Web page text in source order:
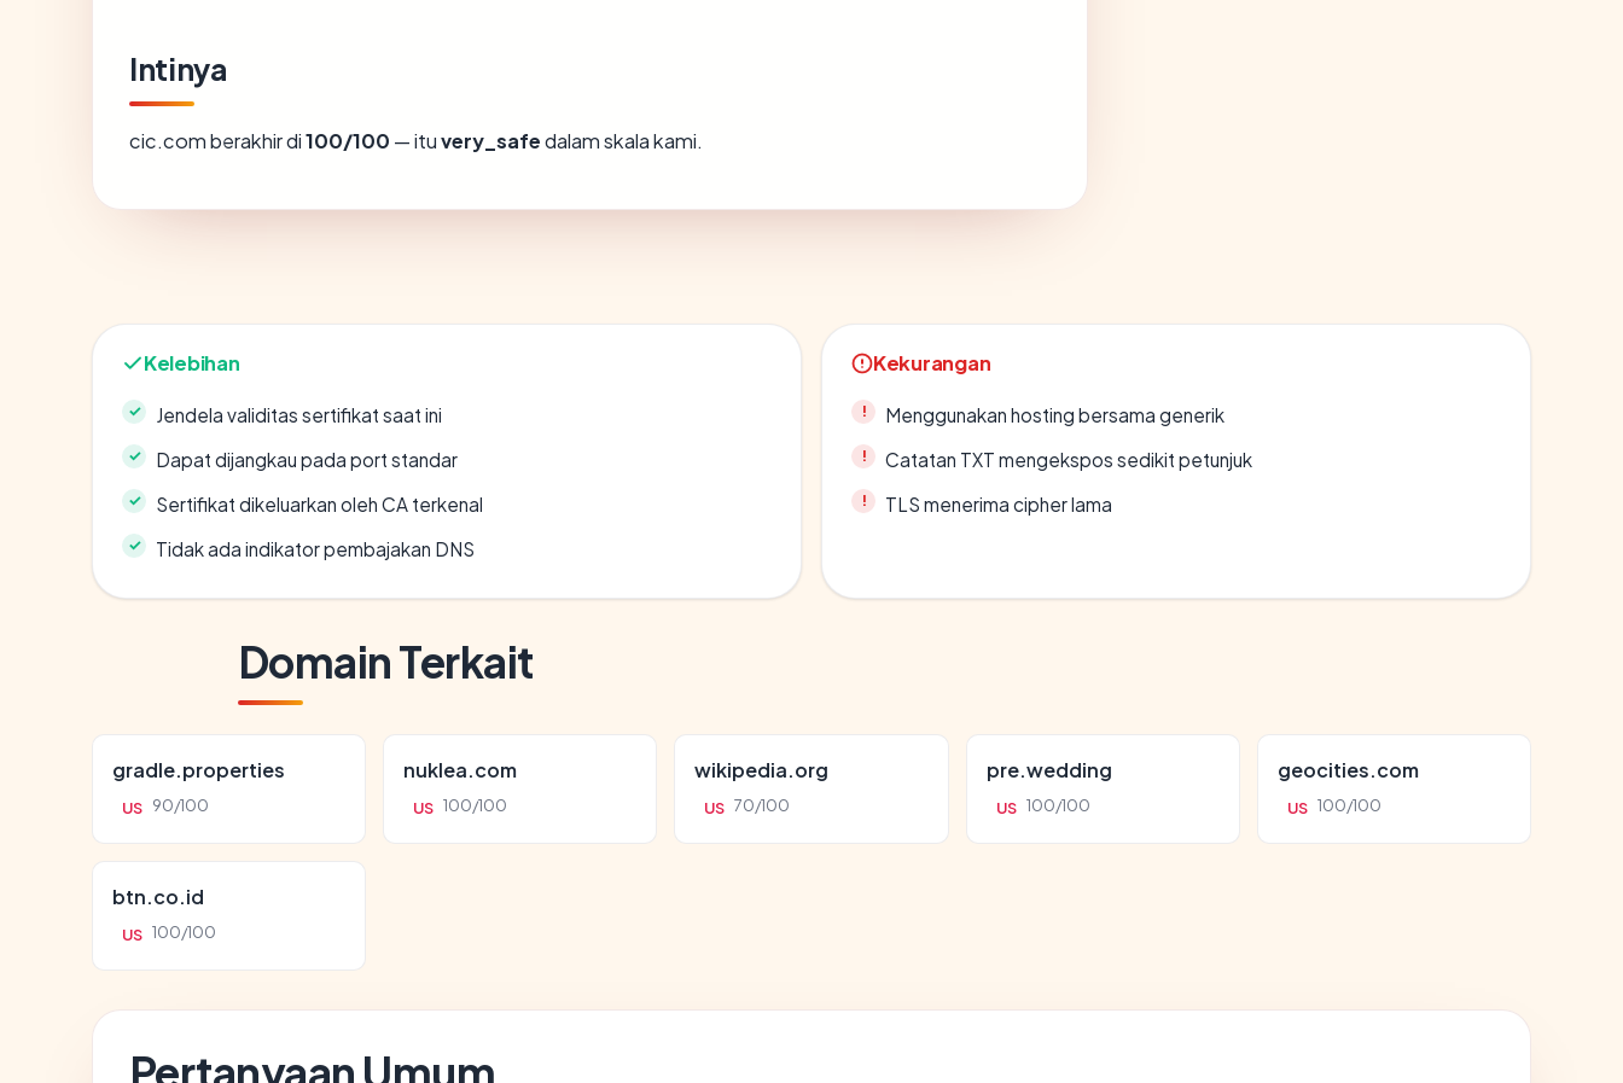
Intinya
cic.com berakhir di100/100 — ituvery_safedalam skala kami.
Kelebihan
Jendela validitas sertifikat saat ini
Dapat dijangkau pada port standar
Sertifikat dikeluarkan oleh CA terkenal
Tidak ada indikator pembajakan DNS
Kekurangan
Menggunakan hosting bersama generik
Catatan TXT mengekspos sedikit petunjuk
TLS menerima cipher lama
Domain Terkait
gradle.properties
US 90/100
nuklea.com
US 100/100
wikipedia.org
US 70/100
pre.wedding
US 100/100
geocities.com
US 100/100
btn.co.id
US 100/100
Pertanyaan Umum